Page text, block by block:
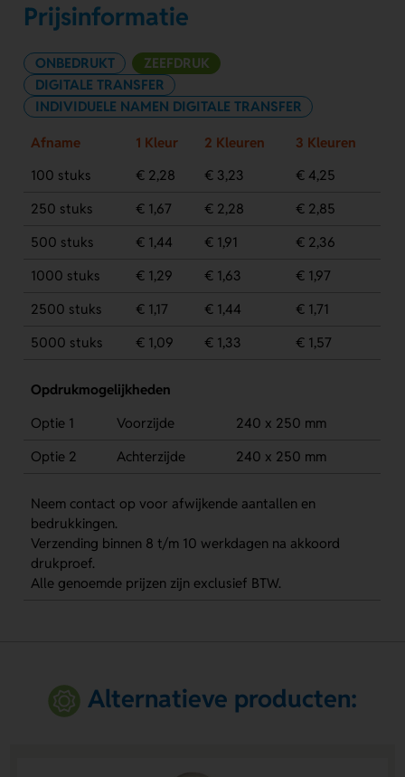
Prijsinformatie
ONBEDRUKT
ZEEFDRUK
DIGITALE TRANSFER
INDIVIDUELE NAMEN DIGITALE TRANSFER
Afname 1 Kleur 2 Kleuren
3 Kleuren
100 stuks
€ 2,28 € 3,23
€ 4,25
250 stuks
€ 1,67 € 2,28
€ 2,85
500 stuks
€ 1,44 € 1,91
€ 2,36
1000 stuks
€ 1,29 € 1,63
€ 1,97
2500 stuks
€ 1,17 € 1,44
€ 1,71
5000 stuks
€ 1,09 € 1,33 € 1,57
Opdrukmogelijkheden
Optie 1
Voorzijde
240 x 250 mm
Optie 2
Achterzijde 240 x 250 mm
Neem contact op voor afwijkende aantallen en
bedrukkingen.
Verzending binnen 8 t/m 10 werkdagen na akkoord
drukproef.
Alle genoemde prijzen zijn exclusief BTW.
Alternatieve producten: